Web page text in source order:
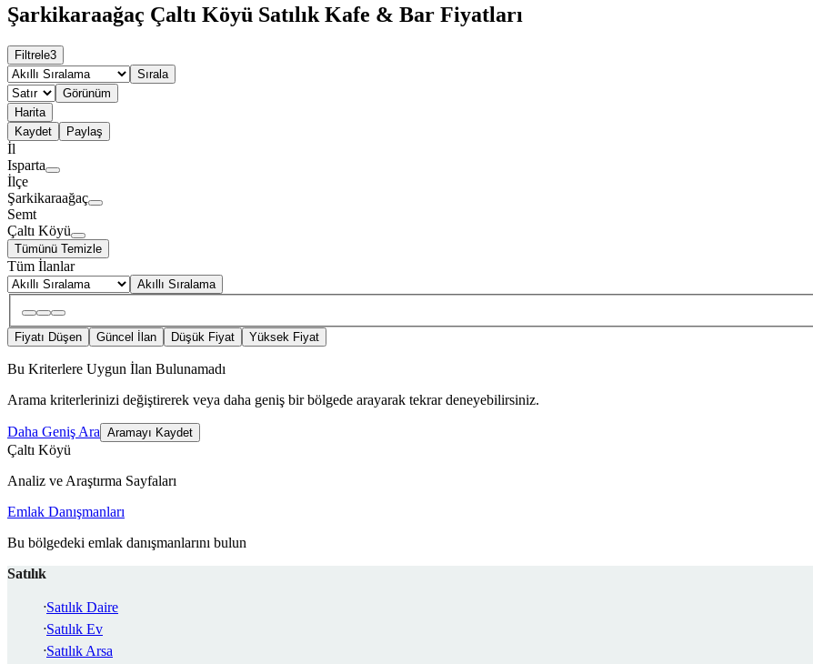
Şarkikaraağaç Çaltı Köyü Satılık Kafe & Bar Fiyatları
Filtrele3
Sırala
Görünüm
Harita
Kaydet
Paylaş
İl
Isparta
İlçe
Şarkikaraağaç
Semt
Çaltı Köyü
Tümünü Temizle
Tüm İlanlar
Akıllı Sıralama
Fiyatı Düşen Güncel İlan Düşük Fiyat Yüksek Fiyat
Bu Kriterlere Uygun İlan Bulunamadı
Arama kriterlerinizi değiştirerek veya daha geniş bir bölgede arayarak tekrar deneyebilirsiniz.
Daha Geniş Ara Aramayı Kaydet
Çaltı Köyü
Analiz ve Araştırma Sayfaları
Emlak Danışmanları
Bu bölgedeki emlak danışmanlarını bulun
Satılık
Satılık Daire
Satılık Ev
Satılık Arsa